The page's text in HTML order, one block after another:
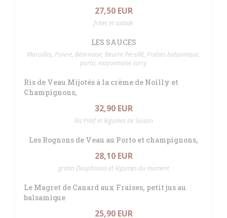
27,50 EUR
frites et salade
LES SAUCES
Maroilles, Poivre, Béarnaise, Beurre Persillé, Fraîses balsamique,
porto, mayonnaise curry
Ris de Veau Mijotés à la crème de Noilly et
Champignons,
32,90 EUR
Riz Pilaf et légumes de Saison
Les Rognons de Veau au Porto et champignons,
28,10 EUR
gratin Dauphinois et légumes du moment
Le Magret de Canard aux Fraises, petit jus au
balsamique
25,90 EUR